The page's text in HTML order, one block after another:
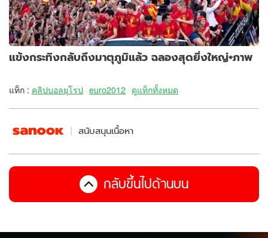
แข้งกระทิงกลับถึงมาตุภูมิแล้ว ฉลองสุดยิ่งใหญ่+ภาพ
แท็ก : คลิปบอลยุโรป euro2012 ดูแท็กทั้งหมด
สนับสนุนเนื้อหา
กลับขึ้นไปด้านบน